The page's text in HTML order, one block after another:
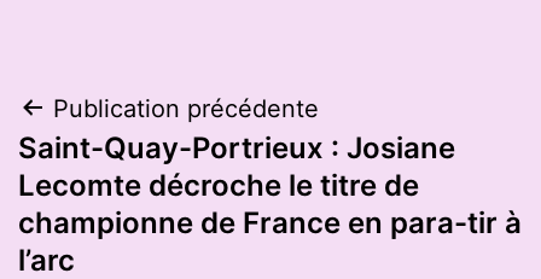
Navigation
de
l’article
Publication précédente
Saint-Quay-Portrieux : Josiane
Lecomte décroche le titre de
championne de France en para-tir à
l’arc